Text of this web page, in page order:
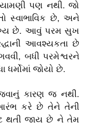
પણ નથી. જો
છે, અને
છે. આવું પરમ સુખ
આવશ્યકતા છે
બધી પરમેશ્વરને
જોયો છે.
કારણ જ નથી.
કરે છે તેને તેની
થતી જાય છે ને તેમ